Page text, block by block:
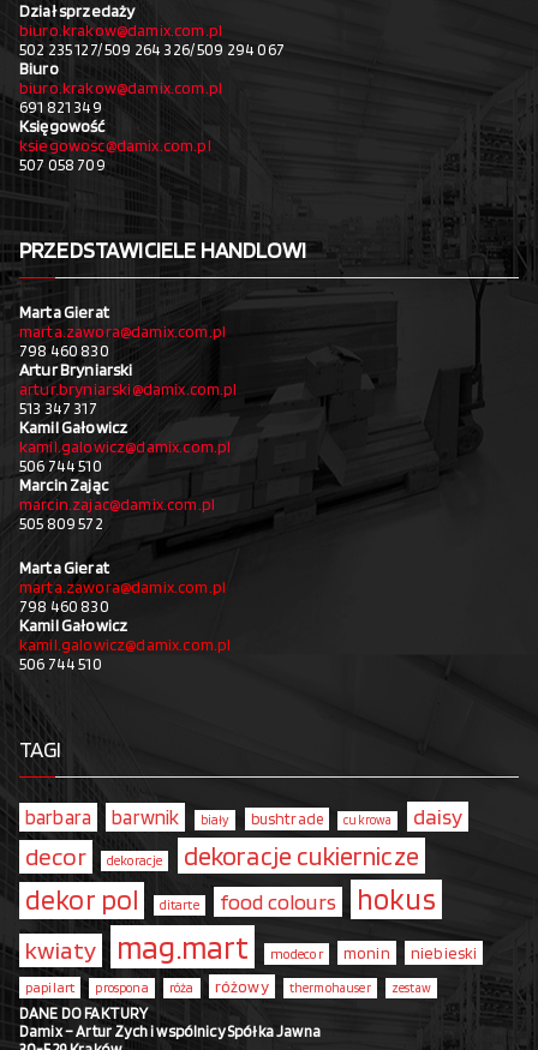
Dział sprzedaży
biuro.krakow@damix.com.pl
502 235 127/ 509 264 326/ 509 294 067
Biuro
biuro.krakow@damix.com.pl
691 821 349
Księgowość
ksiegowosc@damix.com.pl
507 058 709
PRZEDSTAWICIELE HANDLOWI
Marta Gierat
marta.zawora@damix.com.pl
798 460 830
Artur Bryniarski
artur.bryniarski@damix.com.pl
513 347 317
Kamil Gałowicz
kamil.galowicz@damix.com.pl
506 744 510
Marcin Zając
marcin.zajac@damix.com.pl
505 809 572
Marta Gierat
marta.zawora@damix.com.pl
798 460 830
Kamil Gałowicz
kamil.galowicz@damix.com.pl
506 744 510
TAGI
barbara barwnik biały bushtrade cukrowa daisy
decor dekoracje dekoracje cukiernicze
dekor pol ditarte food colours hokus
kwiaty mag.mart modecor monin niebieski
papilart prospona róża różowy thermohauser zestaw
DANE DO FAKTURY
Damix – Artur Zych i wspólnicy Spółka Jawna